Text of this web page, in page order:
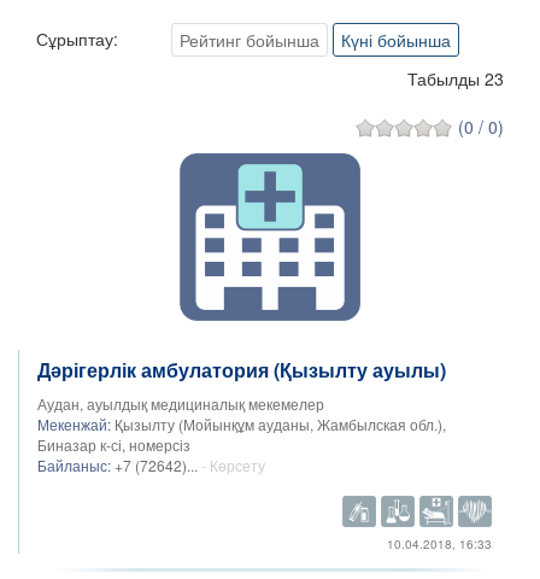
Сұрыптау: Рейтинг бойынша
Күні бойынша
Табылды 23
(0 / 0)
Дәрігерлік амбулатория (Қызылту ауылы)
Аудан, ауылдық медициналық мекемелер
Мекенжай: Қызылту (Мойынқұм ауданы, Жамбылская обл.),
Биназар к-сі, номерсіз
Байланыс: +7 (72642)... - Көрсету
10.04.2018, 16:33